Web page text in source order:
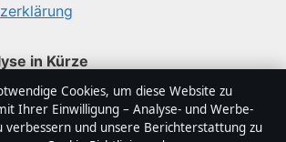
in Kürze
ein unabhängiger digitaler
mit Fokus auf Politik, Wirtschaft,
Cookies, um diese Website zu
Ihrer Einwilligung – Analyse- und Werbe-
verbessern und unsere Berichterstattung zu